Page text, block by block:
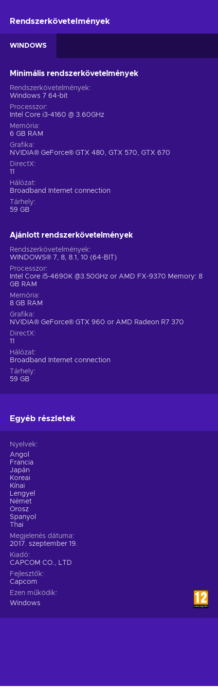
Rendszerkövetelmények
WINDOWS
Minimális rendszerkövetelmények
Rendszerkövetelmények
Windows 7 64-bit
Processzor
Intel Core i3-4160 @ 3.60GHz
Memória
6 GB RAM
Grafika
NVIDIA® GeForce® GTX 480, GTX 570, GTX 670
DirectX
11
Hálózat
Broadband Internet connection
Tárhely
59 GB
Ajánlott rendszerkövetelmények
Rendszerkövetelmények
WINDOWS® 7, 8, 8.1, 10 (64-BIT)
Processzor
Intel Core i5-4690K @3.50GHz or AMD FX-9370 Memory: 8
GB RAM
Memória
8 GB RAM
Grafika
NVIDIA® GeForce® GTX 960 or AMD Radeon R7 370
DirectX
11
Hálózat
Broadband Internet connection
Tárhely
59 GB
Egyéb részletek
Nyelvek
Angol
Francia
Japán
Koreai
Kínai
Lengyel
Német
Orosz
Spanyol
Thai
Megjelenés dátuma
2017. szeptember 19.
Kiadó
CAPCOM CO., LTD
Fejlesztők
Capcom
Ezen működik
Windows